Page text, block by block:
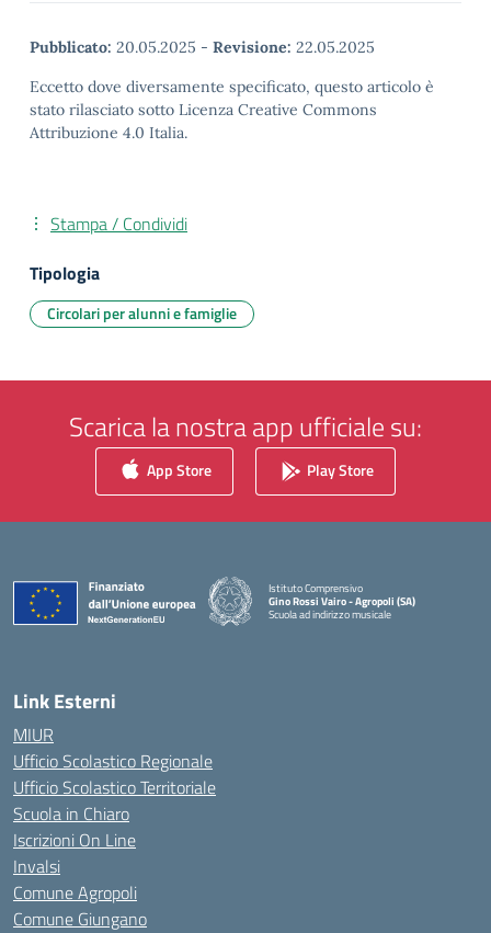
Pubblicato: 20.05.2025 - Revisione: 22.05.2025
Eccetto dove diversamente specificato, questo articolo è
stato rilasciato sotto Licenza Creative Commons
Attribuzione 4.0 Italia.
Stampa / Condividi
Tipologia
Circolari per alunni e famiglie
Scarica la nostra app ufficiale su:
App Store Play Store
Istituto Comprensivo
Gino Rossi Vairo - Agropoli (SA)
Scuola ad indirizzo musicale
Link Esterni
MIUR
Ufficio Scolastico Regionale
Ufficio Scolastico Territoriale
Scuola in Chiaro
Iscrizioni On Line
Invalsi
Comune Agropoli
Comune Giungano